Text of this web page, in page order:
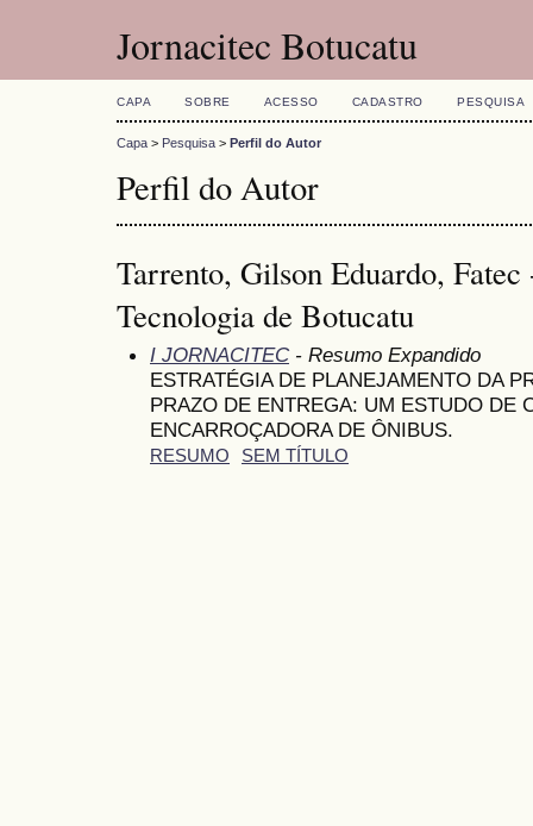
Jornacitec Botucatu
CAPA SOBRE ACESSO CADASTRO PESQUISA
Capa > Pesquisa > Perfil do Autor
Perfil do Autor
Tarrento, Gilson Eduardo,
Tecnologia de Botucatu
I JORNACITEC- Resumo Expandido
ESTRATÉGIA DE PLANEJAMENTO DA
PRAZO DE ENTREGA: UM ESTUDO DE
ENCARROÇADORA DE ÔNIBUS.
RESUMO SEM TÍTULO